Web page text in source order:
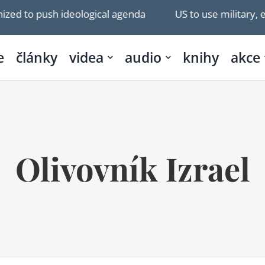
ideological agenda US to use military, economic,
články videa audio knihy akce
Olivovník Izrael